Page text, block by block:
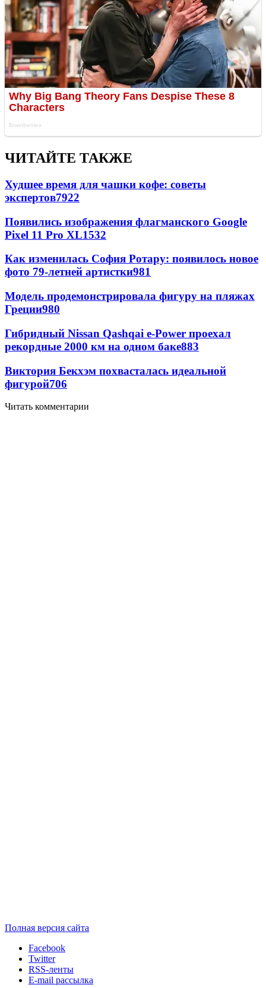
ЧИТАЙТЕ ТАКЖЕ
Худшее время для чашки кофе: советы
экспертов7922
Появились изображения флагманского Google
Pixel 11 Pro XL1532
Как изменилась София Ротару: появилось новое
фото 79-летней артистки981
Модель продемонстрировала фигуру на пляжах
Греции980
Гибридный Nissan Qashqai e-Power проехал
рекордные 2000 км на одном баке883
Виктория Бекхэм похвасталась идеальной
фигурой706
Читать комментарии
Полная версия сайта
Facebook
Twitter
RSS-ленты
E-mail рассылка